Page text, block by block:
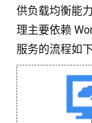
供负载均衡能
理主要依赖
服务的流程如下